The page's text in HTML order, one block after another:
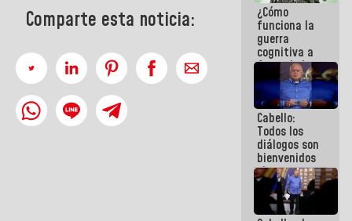
Comparte esta noticia: Aeropuerto
Internacional
de
Maiquetía
¿Cómo
funciona la
guerra
cognitiva a
favor de la
narrativa
hegemónica?
(1)
Cabello:
Todos los
diálogos son
bienvenidos
siempre que
estén en el
marco de la
Constitución